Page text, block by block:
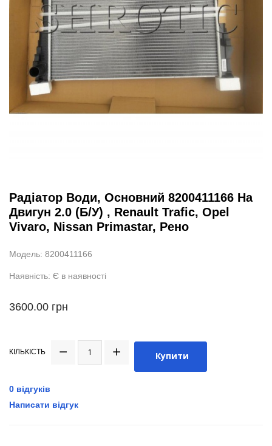
Радіатор Води, Основний 8200411166 На
Двигун 2.0 (Б/У) , Renault Trafic, Opel
Vivaro, Nissan Primastar, Рено
Модель: 8200411166
Наявність: Є в наявності
3600.00 грн
КІЛЬКІСТЬ Купити
0 відгуків
Написати відгук